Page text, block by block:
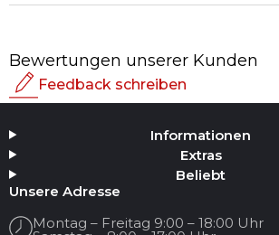
Bewertungen unserer Kunden
Feedback schreiben
Medium hinzufügen
Ihr Name
Informationen
Extras
Beliebt
Unsere Adresse
Montag – Freitag 9:00 – 18:00 Uhr